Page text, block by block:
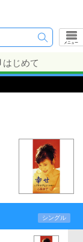
メニュー
はじめて
シングル